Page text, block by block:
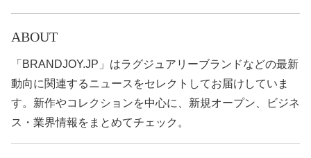
ABOUT
「BRANDJOY.JP」はラグジュアリーブランドなどの最新
動向に関連するニュースをセレクトしてお届けしていま
す。新作やコレクションを中心に、新規オープン、ビジネ
ス・業界情報をまとめてチェック。